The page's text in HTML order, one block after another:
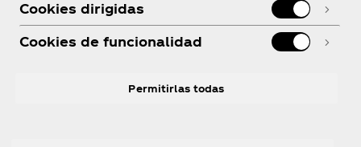
Legal
Cookies dirigidas
Cookies de funcionalidad
Permitirlas todas